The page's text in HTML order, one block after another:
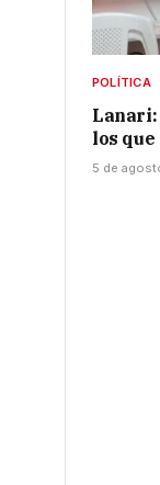
POLÍTICA
Lanari:
los
5 de